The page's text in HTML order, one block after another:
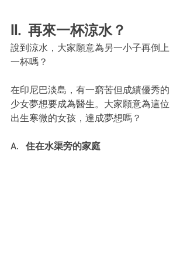
II.  再來一杯涼水？
說到涼水，大家願意為另一小子再倒上
一杯嗎？
在印尼巴淡島，有一窮苦但成績優秀的
少女夢想要成為醫生。大家願意為這位
出生寒微的女孩，達成夢想嗎？
A.   住在水渠旁的家庭